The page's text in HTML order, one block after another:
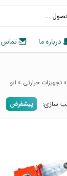
درباره ما تماس
» تجهیزات حرارتی » اتو
سازی: پیشفرض